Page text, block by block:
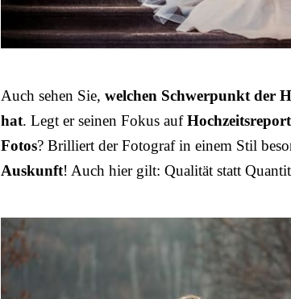
Auch sehen Sie, welchen Schwerpunkt der
hat. Legt er seinen Fokus auf
Fotos? Brilliert der Fotograf in einem Stil
Auskunft! Auch hier gilt: Qualität statt